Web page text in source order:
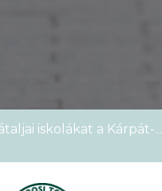
iskolákat a Kárpát-
Ludovika15–KEK Run